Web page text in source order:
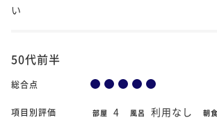
い
50代前半
総合点
項目別評価 部屋 4 風呂 利用なし 朝食